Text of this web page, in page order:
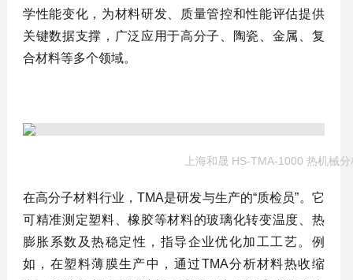
学性能变化，为材料研发、质量管控和性能评估提供
关键数据支撑，广泛应用于高分子、陶瓷、金属、复
合材料等多个领域。
上海和晟 HS-TMA-1000 热机械
在高分子材料行业，TMA是研发与生产的“质检员”。它
可精准测定塑料、橡胶等材料的玻璃化转变温度、热
膨胀系数及热稳定性，指导企业优化加工工艺。例
如，在塑料薄膜生产中，通过TMA分析材料热收缩